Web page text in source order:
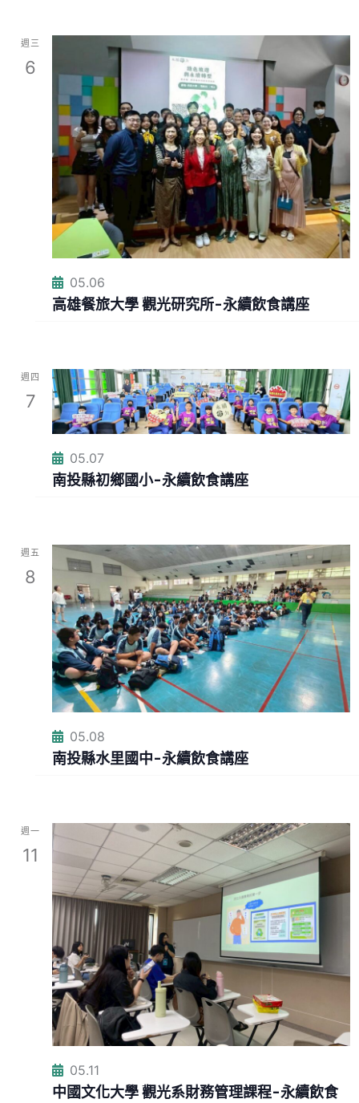
w
s
N
a
v
i
a
t
i
o
週三
6
高雄餐旅大學 觀光研究所-永續飲食講座
05.06
週四
7
南投縣初鄉國小-永續飲食講座
05.07
週五
8
南投縣水里國中-永續飲食講座
05.08
週一
11
中國文化大學 觀光系財務管理課程-永續飲食
05.11